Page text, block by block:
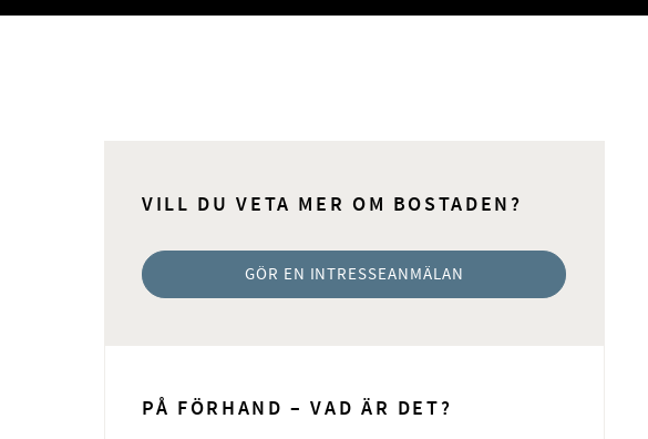
VILL DU VETA MER OM BOSTADEN?
GÖR EN INTRESSEANMÄLAN
PÅ FÖRHAND – VAD ÄR DET?